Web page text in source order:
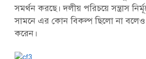
সমর্থন করছে। দলীয় পরিচয়ে সন্ত্রাস
সামনে এর কোন বিকল্প ছিলো না
করেন।